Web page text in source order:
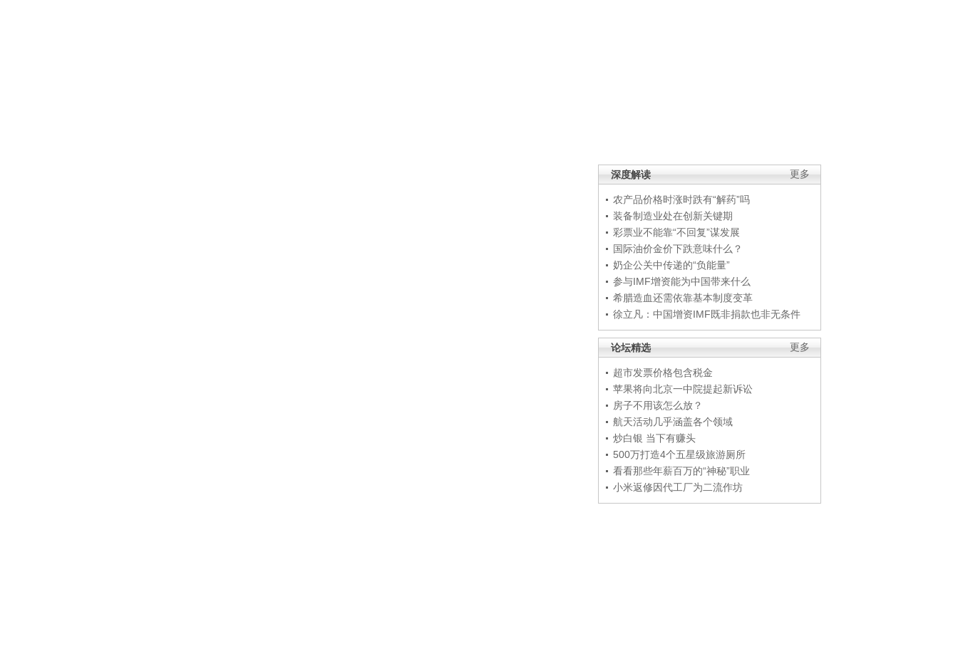
更多
深度解读
农产品价格时涨时跌有“解药”吗
装备制造业处在创新关键期
彩票业不能靠“不回复”谋发展
国际油价金价下跌意味什么？
奶企公关中传递的“负能量”
参与IMF增资能为中国带来什么
希腊造血还需依靠基本制度变革
徐立凡：中国增资IMF既非捐款也非无条件
更多
论坛精选
超市发票价格包含税金
苹果将向北京一中院提起新诉讼
房子不用该怎么放？
航天活动几乎涵盖各个领域
炒白银 当下有赚头
500万打造4个五星级旅游厕所
看看那些年薪百万的“神秘”职业
小米返修因代工厂为二流作坊